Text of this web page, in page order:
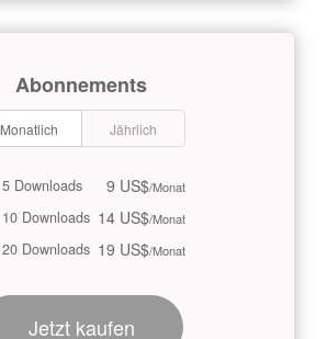
Abonnements
Monatlich Jährlich
5 Downloads 9 US$/Monat
10 Downloads 14 US$/Monat
20 Downloads 19 US$/Monat
Jetzt kaufen